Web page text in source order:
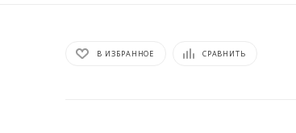
В ИЗБРАННОЕ СРАВНИТЬ